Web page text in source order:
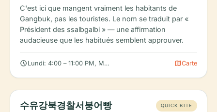
C'est ici que mangent vraiment les habitants de
Gangbuk, pas les touristes. Le nom se traduit par «
Président des ssalbgalbi » — une affirmation
audacieuse que les habitués semblent approuver.
schedule Lundi: 4:00 – 11:00 PM, Mardi: 4:00 – 11:00 PM, Mercredi: 4:00
mapCarte
수유강북경찰서붕어빵 QUICK BITE